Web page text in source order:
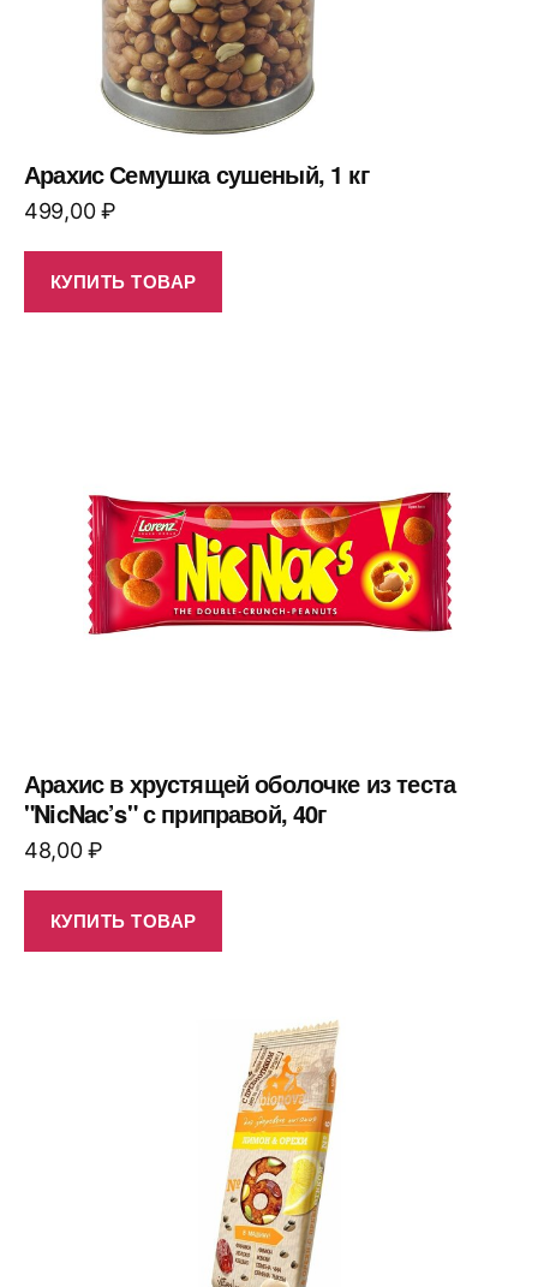
Арахис Семушка сушеный, 1 кг
499,00₽
КУПИТЬ ТОВАР
Арахис в хрустящей оболочке из теста
"NicNac’s" с приправой, 40г
48,00₽
КУПИТЬ ТОВАР